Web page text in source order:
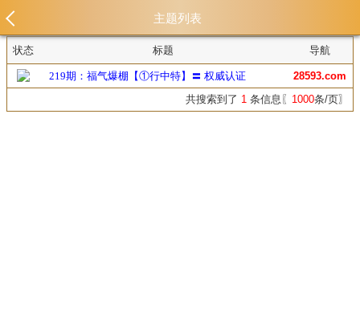
主题列表
状态 标题 导航
219期：福气爆棚【①行中特】〓 权威认证
28593.com
共搜索到了 1 条信息〖 1000条/页〗